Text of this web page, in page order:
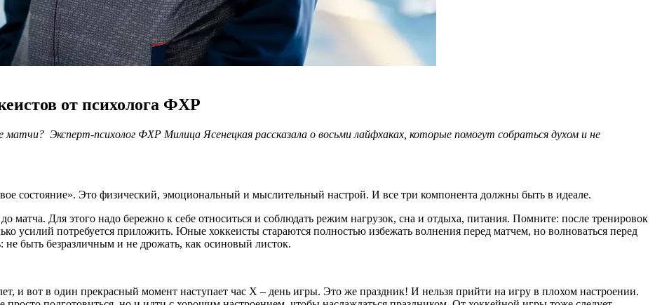
от психолога ФХР
Эксперт-психолог ФХР Милица Ясенецкая рассказала о восьми лайфхаках, которые помогут собраться духом и не
состояние». Это физический, эмоциональный и мыслительный настрой. И все три компонента должны быть в идеале.
матча. Для этого надо бережно к себе относиться и соблюдать режим нагрузок, сна и отдыха, питания. Помните: после тренировок
усилий потребуется приложить. Юные хоккеисты стараются полностью избежать волнения перед матчем, но волноваться перед
не быть безразличным и не дрожать, как осиновый листок.
и вот в один прекрасный момент наступает час Х – день игры. Это же праздник! И нельзя прийти на игру в плохом настроении.